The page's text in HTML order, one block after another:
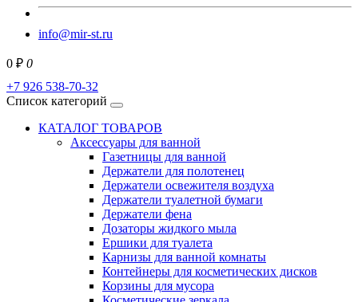
info@mir-st.ru
0 ₽ 0
+7 926 538-70-32
Список категорий
КАТАЛОГ ТОВАРОВ
Аксессуары для ванной
Газетницы для ванной
Держатели для полотенец
Держатели освежителя воздуха
Держатели туалетной бумаги
Держатели фена
Дозаторы жидкого мыла
Ершики для туалета
Карнизы для ванной комнаты
Контейнеры для косметических дисков
Корзины для мусора